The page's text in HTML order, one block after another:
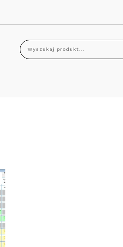
Wyszukaj produkt...